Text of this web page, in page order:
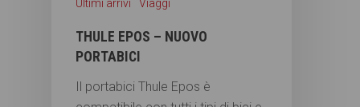
Ultimi arrivi Viaggi
THULE EPOS – NUOVO
PORTABICI
Il portabici Thule Epos è